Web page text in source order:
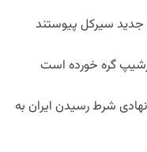
جدید سیرکل پیوستند
گره خورده است
شرط رسیدن ایران به